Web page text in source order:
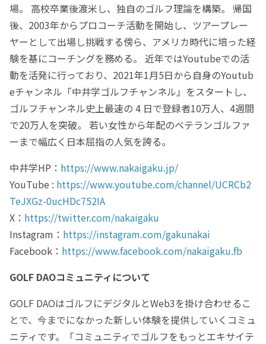
場。 高校卒業後渡米し、独自のゴルフ理論を構築。 帰国
後、2003年からプロコーチ活動を開始し、ツアープレー
ヤーとして出場し挑戦する傍ら、アメリカ時代に培った経
験を基にコーチングを務める。 近年ではYoutubeでの活
動を活発に行っており、2021年1月5日から自身のYoutub
eチャンネル「中井学ゴルフチャンネル」をスタートし、
ゴルフチャンネル史上最速の 4 日で登録者10万人、4週間
で20万人を突破。 若い女性から年配のベテランゴルファ
ーまで幅広く日本屈指の人気を誇る。
中井学HP： https://www.nakaigaku.jp/
YouTube : https://www.youtube.com/channel/UCRCb2
TeJXGz-0ucHDc752IA
X： https://twitter.com/nakaigaku
Instagram： https://instagram.com/gakunakai
Facebook： https://www.facebook.com/nakaigaku.fb
GOLF DAOコミュニティについて
GOLF DAOはゴルフにデジタルとWeb3を掛け合わせるこ
とで、今までになかった新しい体験を提供していくコミュ
ニティです。「コミュニティでゴルフをもっとエキサイテ